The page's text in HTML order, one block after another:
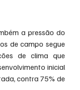
a pressão do
de campo segue
de clima que
inicial
contra 75% de